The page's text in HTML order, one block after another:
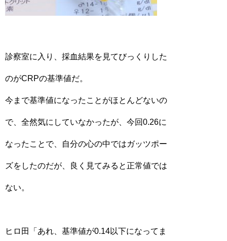
診察室に入り、採血結果を見てびっくりした
のがCRPの基準値だ。
今まで基準値になったことがほとんどないの
で、全然気にしていなかったが、今回0.26に
なったことで、自分の心の中ではガッツポー
ズをしたのだが、良く見てみると正常値では
ない。
ヒロ田「あれ、基準値が0.14以下になってま